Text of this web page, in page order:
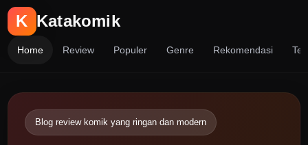
K Katakomik
Home Review Populer Genre Rekomendasi
Blog review komik yang ringan dan modern